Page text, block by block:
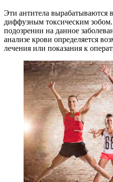
Эти антитела вырабатываются
диффузным токсическим
подозрении на данное
анализе крови определяется
лечения или показания к